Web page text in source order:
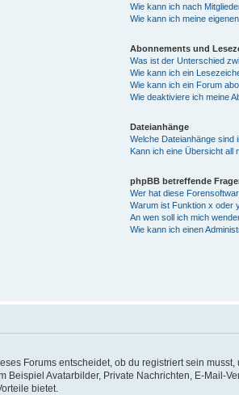
Wie kann ich nach
Wie kann ich meine
Abonnements und
Was ist der Unterschied
Wie kann ich ein
Wie kann ich ein Forum
Wie deaktiviere ich meine
Dateianhänge
Welche Dateianhänge sind
Kann ich eine Übersicht all
phpBB betreffende
Wer hat diese
Warum ist Funktion x oder
An wen soll ich mich
Wie kann ich einen
Forums entscheidet, ob du registriert sein
Avatarbilder, Private Nachrichten, E-Mail-
bietet.